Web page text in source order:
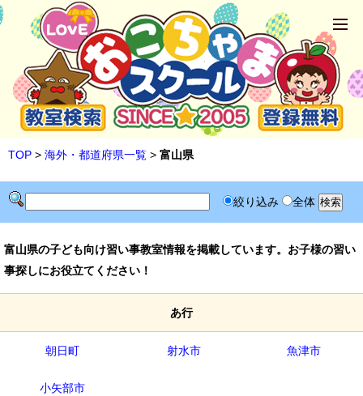
TOP > 海外・都道府県一覧 > 富山県
絞り込み 全体
富山県の子ども向け習い事教室情報を掲載しています。お子様の習い
事探しにお役立てください！
あ行
朝日町 射水市 魚津市
小矢部市